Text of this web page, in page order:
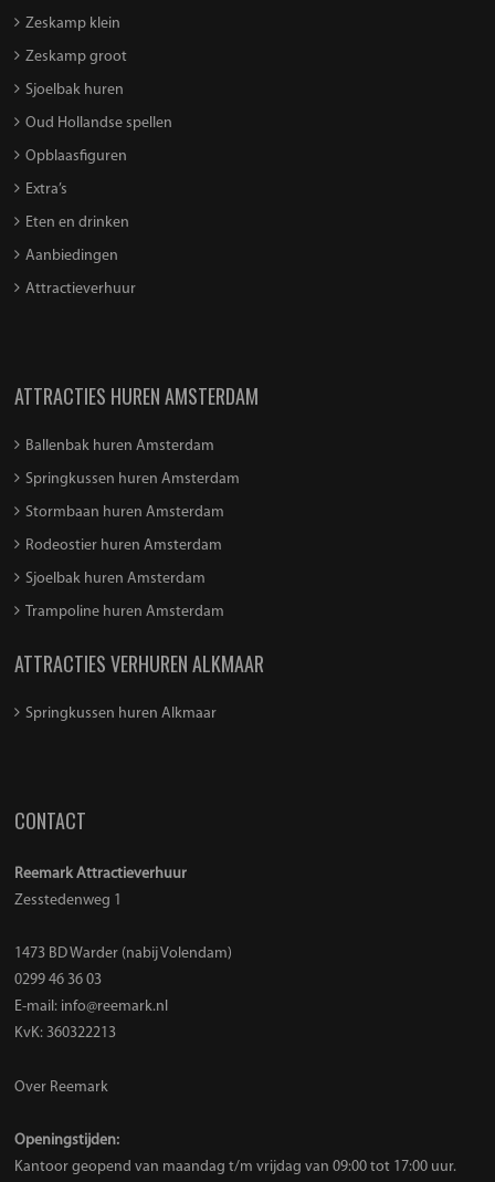
Zeskamp klein
Zeskamp groot
Sjoelbak huren
Oud Hollandse spellen
Opblaasfiguren
Extra’s
Eten en drinken
Aanbiedingen
Attractieverhuur
ATTRACTIES HUREN AMSTERDAM
Ballenbak huren Amsterdam
Springkussen huren Amsterdam
Stormbaan huren Amsterdam
Rodeostier huren Amsterdam
Sjoelbak huren Amsterdam
Trampoline huren Amsterdam
ATTRACTIES VERHUREN ALKMAAR
Springkussen huren Alkmaar
CONTACT
Reemark Attractieverhuur
Zesstedenweg 1
1473 BD Warder (nabij Volendam)
0299 46 36 03
E-mail: info@reemark.nl
KvK: 360322213
Over Reemark
Openingstijden:
Kantoor geopend van maandag t/m vrijdag van 09:00 tot 17:00 uur.